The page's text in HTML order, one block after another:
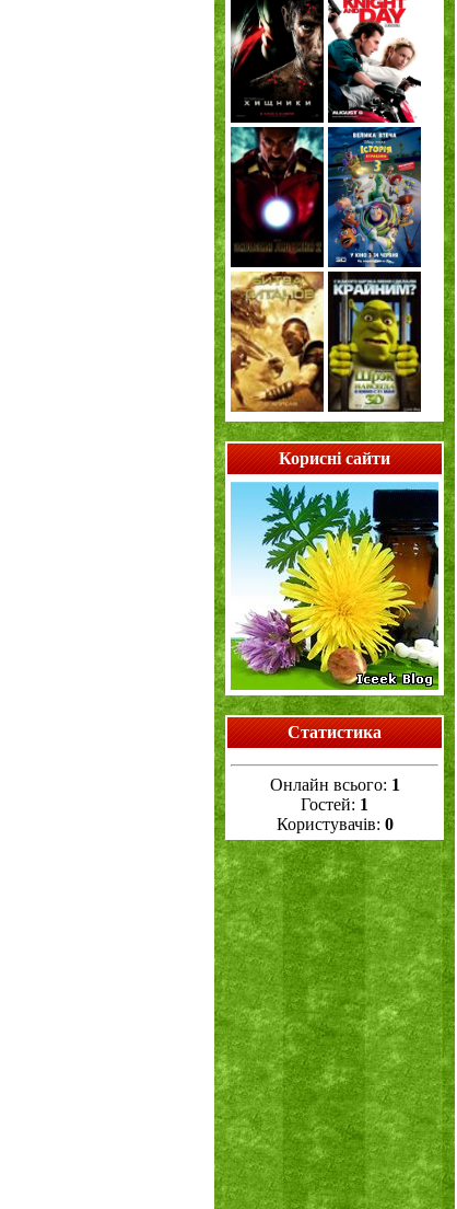
Корисні сайти
Статистика
Онлайн всього: 1
Гостей: 1
Користувачів: 0